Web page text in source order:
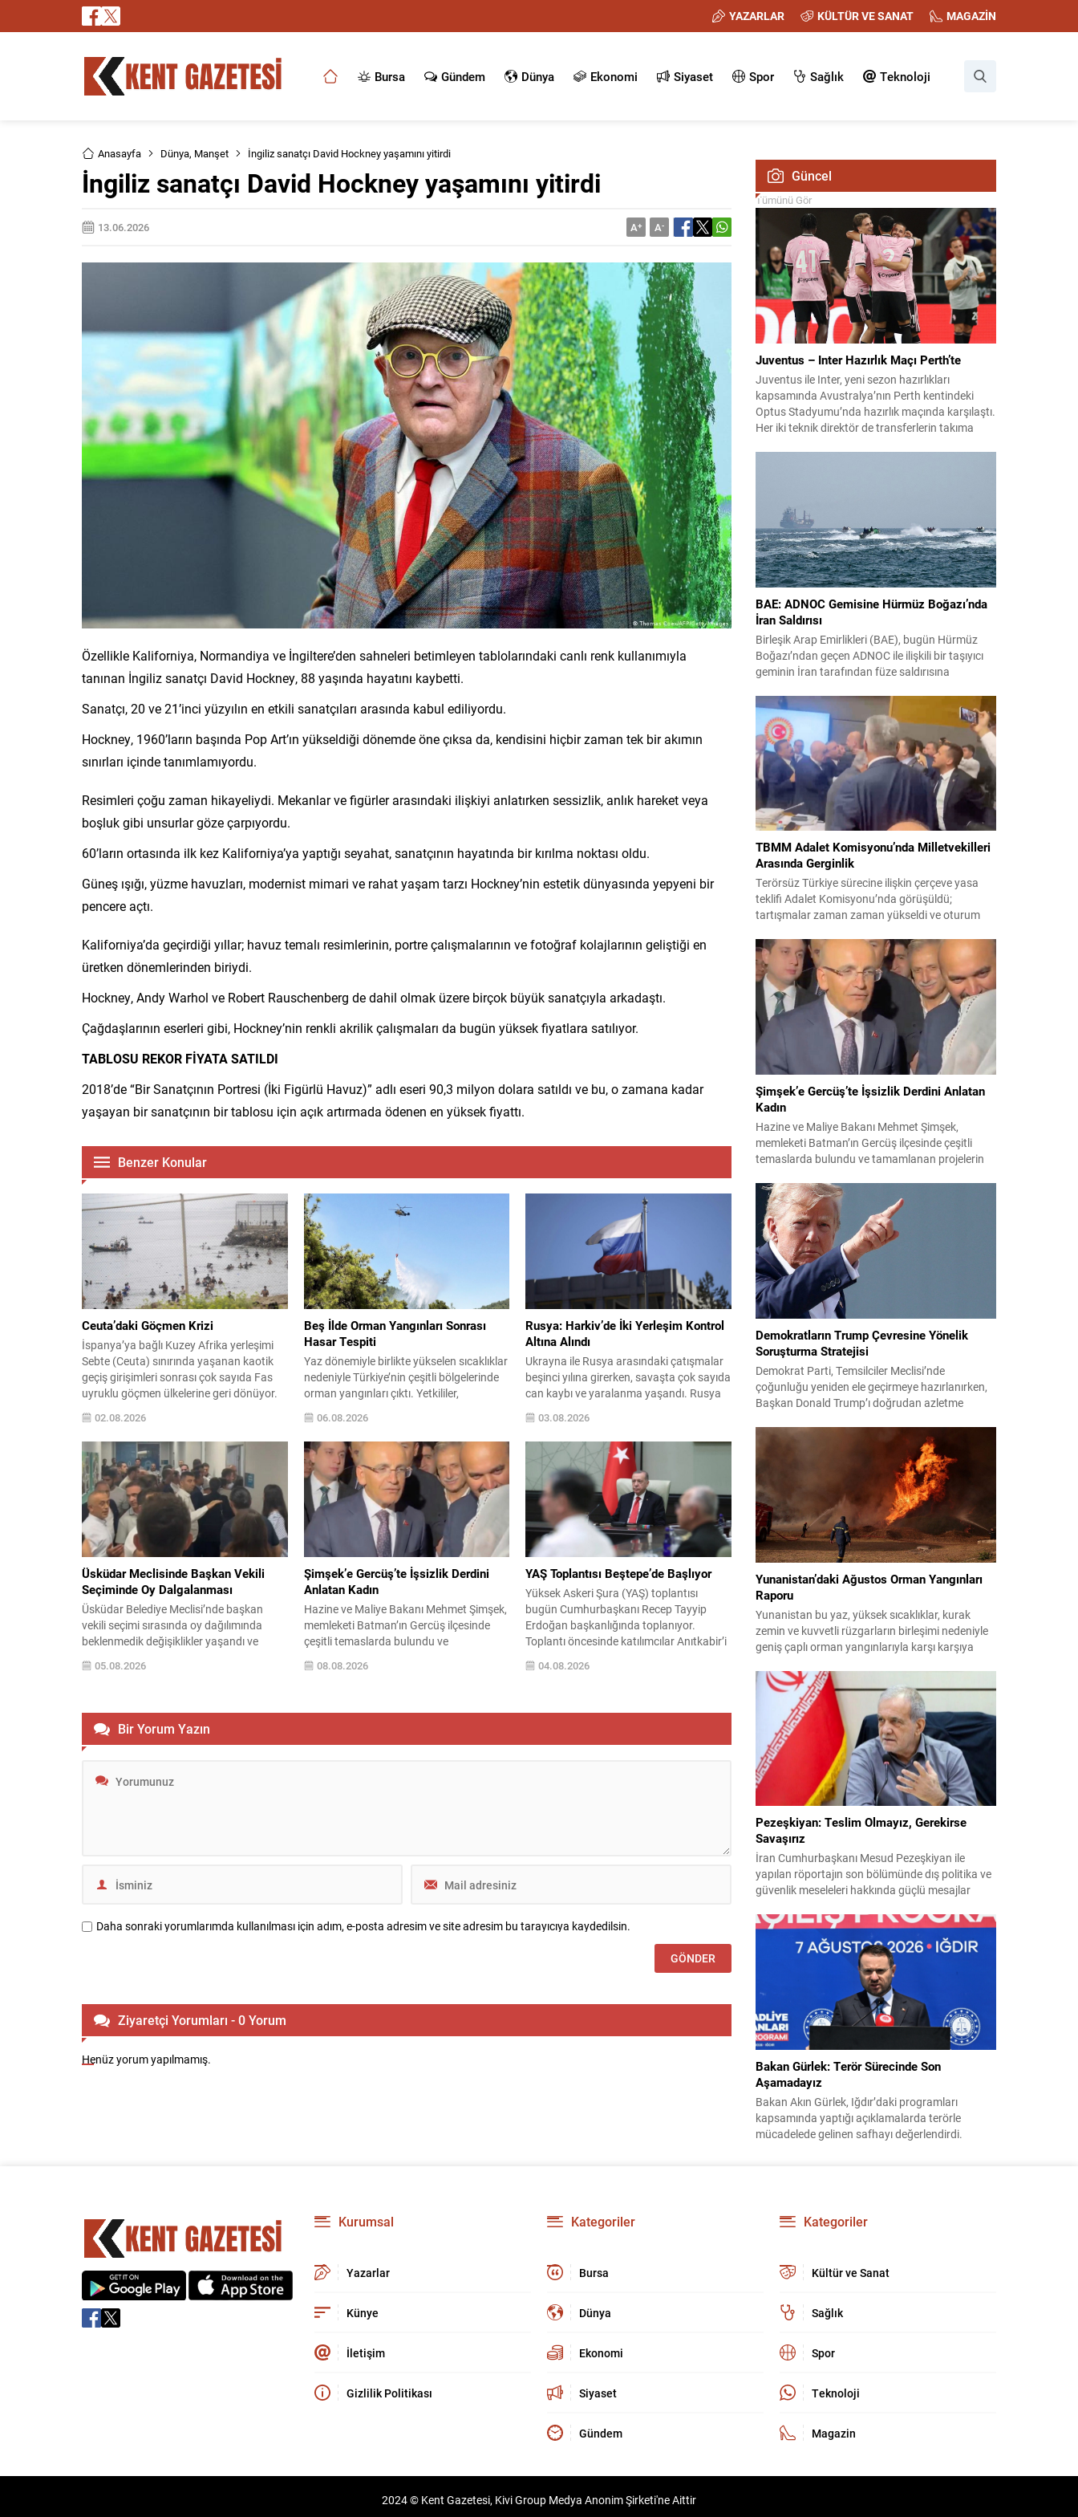
YAZARLAR KÜLTÜR VE SANAT MAGAZİN
Bursa Gündem Dünya Ekonomi Siyaset Spor Sağlık Teknoloji
Anasayfa Dünya, Manşet İngiliz sanatçı David Hockney yaşamını yitirdi
İngiliz sanatçı David Hockney yaşamını yitirdi
13.06.2026 A+ A-
Özellikle Kaliforniya, Normandiya ve İngiltere’den sahneleri betimleyen tablolarındaki canlı renk kullanımıyla
tanınan İngiliz sanatçı David Hockney, 88 yaşında hayatını kaybetti.
Sanatçı, 20 ve 21’inci yüzyılın en etkili sanatçıları arasında kabul ediliyordu.
Hockney, 1960’ların başında Pop Art’ın yükseldiği dönemde öne çıksa da, kendisini hiçbir zaman tek bir akımın
sınırları içinde tanımlamıyordu.
Resimleri çoğu zaman hikayeliydi. Mekanlar ve figürler arasındaki ilişkiyi anlatırken sessizlik, anlık hareket veya
boşluk gibi unsurlar göze çarpıyordu.
60’ların ortasında ilk kez Kaliforniya’ya yaptığı seyahat, sanatçının hayatında bir kırılma noktası oldu.
Güneş ışığı, yüzme havuzları, modernist mimari ve rahat yaşam tarzı Hockney’nin estetik dünyasında yepyeni bir
pencere açtı.
Kaliforniya’da geçirdiği yıllar; havuz temalı resimlerinin, portre çalışmalarının ve fotoğraf kolajlarının geliştiği en
üretken dönemlerinden biriydi.
Hockney, Andy Warhol ve Robert Rauschenberg de dahil olmak üzere birçok büyük sanatçıyla arkadaştı.
Çağdaşlarının eserleri gibi, Hockney’nin renkli akrilik çalışmaları da bugün yüksek fiyatlara satılıyor.
TABLOSU REKOR FİYATA SATILDI
2018’de “Bir Sanatçının Portresi (İki Figürlü Havuz)” adlı eseri 90,3 milyon dolara satıldı ve bu, o zamana kadar
yaşayan bir sanatçının bir tablosu için açık artırmada ödenen en yüksek fiyattı.
Benzer Konular
Ceuta’daki Göçmen Krizi
İspanya’ya bağlı Kuzey Afrika yerleşimi
Sebte (Ceuta) sınırında yaşanan kaotik
geçiş girişimleri sonrası çok sayıda Fas
uyruklu göçmen ülkelerine geri dönüyor.
Sınırı geçmeye çalışırken hayatını
kaybeden düzensiz göçmen sayısının
72’ye çıktığı açıklandı. 30 Temmuz’dan
itibaren kentten ayrıldığı tahmin edilen
düzensiz göçmen sayısının yaklaşık 73
bin 500 civarında olduğu bildirildi; bu...
02.08.2026
Beş İlde Orman Yangınları Sonrası
Hasar Tespiti
Yaz dönemiyle birlikte yükselen sıcaklıklar
nedeniyle Türkiye’nin çeşitli bölgelerinde
orman yangınları çıktı. Yetkililer,
yangınların büyük ölçüde kontrol altına
alınmasına rağmen riskin sürmesi
nedeniyle vatandaşları dikkatli olmaya
çağırıyor. Çevre, Şehircilik ve İklim
Değişikliği Bakanı Murat Kurum, beş ilde
yapılan hasar tespitlerinin sonuçlarını
paylaştı ve etkilenenlerin yanında
olunacağını vurguladı. Kayıtlar ve tespit...
06.08.2026
Rusya: Harkiv’de İki Yerleşim Kontrol
Altına Alındı
Ukrayna ile Rusya arasındaki çatışmalar
beşinci yılına girerken, savaşta çok sayıda
can kaybı ve yaralanma yaşandı. Rusya
Savunma Bakanlığı, son operasyonlara
ilişkin resmi bir açıklama yayımladı.
Bakanlık bildirisine göre, cephede çeşitli
yönlerde ilerleme kaydedildi ve özellikle
Harkiv bölgesinde iki yerleşim yeri
kontrolün sağlandığı noktalar arasında
gösterildi. Operasyonlarda Ele Geçirilen
Yerleşimler...
03.08.2026
Üsküdar Meclisinde Başkan Vekili
Seçiminde Oy Dalgalanması
Üsküdar Belediye Meclisi’nde başkan
vekili seçimi sırasında oy dağılımında
beklenmedik değişiklikler yaşandı ve
meclis oturumunda gergin anlar oluştu.
Soruşturma kapsamında görevden
parti içi dengeler gündemin merkezine
oturdu. CHP’nin adayı Sibel Tan
Çetinkaya ile AK Parti’nin adayı Dündar
05.08.2026
Şimşek’e Gercüş’te İşsizlik Derdini
Anlatan Kadın
Hazine ve Maliye Bakanı Mehmet Şimşek,
memleketi Batman’ın Gercüş ilçesinde
çeşitli temaslarda bulundu ve
tamamlanan projelerin açılış törenlerine
katıldı. Ziyareti sırasında, bölge
08.08.2026
YAŞ Toplantısı Beştepe’de Başlıyor
Yüksek Askeri Şura (YAŞ) toplantısı
bugün Cumhurbaşkanı Recep Tayyip
Erdoğan başkanlığında toplanıyor.
Toplantı öncesinde katılımcılar Anıtkabir’i
ziyaret ederek resmi programı
başlatacak. Gündemde terfi, atama,
04.08.2026
Bir Yorum Yazın
Daha sonraki yorumlarımda kullanılması için adım, e-posta adresim ve site adresim bu tarayıcıya kaydedilsin.
Ziyaretçi Yorumları - 0 Yorum
Henüz yorum yapılmamış.
Güncel
Tümünü Gör
Juventus – Inter Hazırlık Maçı Perth’te
Juventus ile Inter, yeni sezon hazırlıkları
kapsamında Avustralya’nın Perth kentindeki
Optus Stadyumu’nda hazırlık maçında karşılaştı.
Her iki teknik direktör de transferlerin takıma
Yıldız ilk 11’de görev alırken,...
BAE: ADNOC Gemisine Hürmüz Boğazı’nda
İran Saldırısı
Birleşik Arap Emirlikleri (BAE), bugün Hürmüz
Boğazı’ndan geçen ADNOC ile ilişkili bir taşıyıcı
geminin İran tarafından füze saldırısına
alındığını bildirirken saldırıyı kınadı ve Tahran’ı
korsanlıkla suçladı. WAM ajansının aktardığı ilk
açıklamada, ADNOC’a ait bir geminin sabah
saatlerinde hedef alındığı belirtildi; ilerleyen
dakikalarda ise BAE...
TBMM Adalet Komisyonu’nda Milletvekilleri
Arasında Gerginlik
Terörsüz Türkiye sürecine ilişkin çerçeve yasa
teklifi Adalet Komisyonu’nda görüşüldü;
tartışmalar zaman zaman yükseldi ve oturum
çalışmalarında kimi milletvekilleri arasında sözlü
gerilim yaşandı, daha sonra fiziksel arbede çıktı.
Görüşme sırasında İyi Parti ile MHP milletvekilleri
arasında söz düellosu başladı; taraflar birbirlerini
sert ifadelerle eleştirdi. Tartışma...
Şimşek’e Gercüş’te İşsizlik Derdini Anlatan
Kadın
Hazine ve Maliye Bakanı Mehmet Şimşek,
memleketi Batman’ın Gercüş ilçesinde çeşitli
temaslarda bulundu ve tamamlanan projelerin
sakinleriyle sohbet ettiği esnada bir yaşlı kadının
çocuklarının işsizliğine dair yakınmasını dinledi.
Kadının dertlerini Kürtçe olarak doğrudan Bakan
Şimşek’e aktarması, orada bulunanların ilgisini
çekti. Şimşek ise samimi bir...
Demokratların Trump Çevresine Yönelik
Soruşturma Stratejisi
Demokrat Parti, Temsilciler Meclisi’nde
çoğunluğu yeniden ele geçirmeye hazırlanırken,
Başkan Donald Trump’ı doğrudan azletme
hedef alan kapsamlı soruşturmalar yürütmeyi
planlıyor. Parti yöneticileri ve komisyon
danışmanları, şirketler, yükleniciler ve finans
kuruluşları üzerinden belge ve tanıklık toplama
yöntemlerini değerlendiriyor. Demokratlar, Beyaz
Saray’la doğrudan çatışmaya...
Yunanistan’daki Ağustos Orman Yangınları
Raporu
Yunanistan bu yaz, yüksek sıcaklıklar, kurak
zemin ve kuvvetli rüzgarların birleşimi nedeniyle
geniş çaplı orman yangınlarıyla karşı karşıya
yerleşim birimleri tahliye edildi ve geniş orman
alanları yok oldu. 31 Temmuz’da Attiki’nin batısı
ile Voiotia’da başlayan yangınlar yoğun
müdahale sonucu birkaç gün süren çabalarla...
Pezeşkiyan: Teslim Olmayız, Gerekirse
Savaşırız
İran Cumhurbaşkanı Mesud Pezeşkiyan ile
yapılan röportajın son bölümünde dış politika ve
güvenlik meseleleri hakkında güçlü mesajlar
hem de savunmaya hazır olduklarını vurguladı ve
uygulamaya konulamayan 14 Haziran
mutabakat zaptına ilişkin görüşlerini paylaştı.
“Mutabakat zaptını savunacağız; geri adım
atmayız” Pezeşkiyan, varılan anlaşmanın
savunulacağını belirterek,...
Bakan Gürlek: Terör Sürecinde Son
Aşamadayız
Bakan Akın Gürlek, Iğdır’daki programları
kapsamında yaptığı açıklamalarda terörle
mücadelede gelinen safhayı değerlendirdi.
insanımızın 40 yılı aşkın süredir kanayan yarası
olan bu tehlikeden, devletimizin kalkınması ve
Kurumsal
Yazarlar
Künye
İletişim
Gizlilik Politikası
Kategoriler
Bursa
Dünya
Ekonomi
Siyaset
Gündem
Kategoriler
Kültür ve Sanat
Sağlık
Spor
Teknoloji
Magazin
2024 © Kent Gazetesi, Kivi Group Medya Anonim Şirketi'ne Aittir